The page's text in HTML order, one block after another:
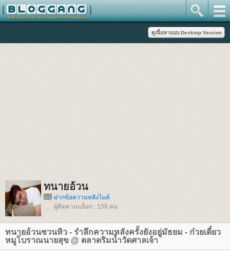
ทนายอ้วน
ฝากข้อความหลังไมค์
ผู้ติดตามบล็อก : 158 คน
ทนายอ้วนชวนหิว - รำลึกความหลังครั้งยังอยู่มัธยม - ก๋วยเตี๋ยว
หมูโบราณนายสุข @ ตลาดริมน้ำวัดศาลเจ้า